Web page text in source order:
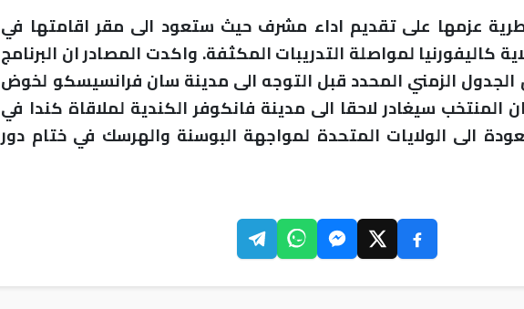
عزمها على تقديم اداء مشرف حيث ستعود الى مقر اقامتها في
كاليفورنيا لمواصلة التدريبات المكثفة. واكدت المصادر ان البرنامج
الزمني المحدد قبل التوجه الى مدينة سان فرانسيسكو لخوض
المنتخب سيغادر لاحقا الى مدينة فانكوفر الكندية لملاقاة كندا في
الى الولايات المتحدة لمواجهة البوسنة والهرسك في ختام دور